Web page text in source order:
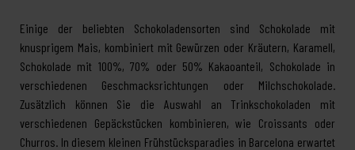
Einige der beliebten Schokoladensorten sind Schokolade mit
knusprigem Mais, kombiniert mit Gewürzen oder Kräutern, Karamell,
Schokolade mit 100%, 70% oder 50% Kakaoanteil, Schokolade in
verschiedenen Geschmacksrichtungen oder Milchschokolade.
Zusätzlich können Sie die Auswahl an Trinkschokoladen mit
verschiedenen Gepäckstücken kombinieren, wie Croissants oder
Churros. In diesem kleinen Frühstücksparadies in Barcelona erwartet